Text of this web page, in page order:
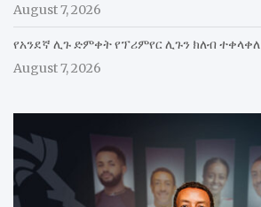
August 7, 2026
የአንደኛ ሊጉ ድምቀት የፕሪምየር ሊጉን ክለብ ተቀላቀለ
August 7, 2026